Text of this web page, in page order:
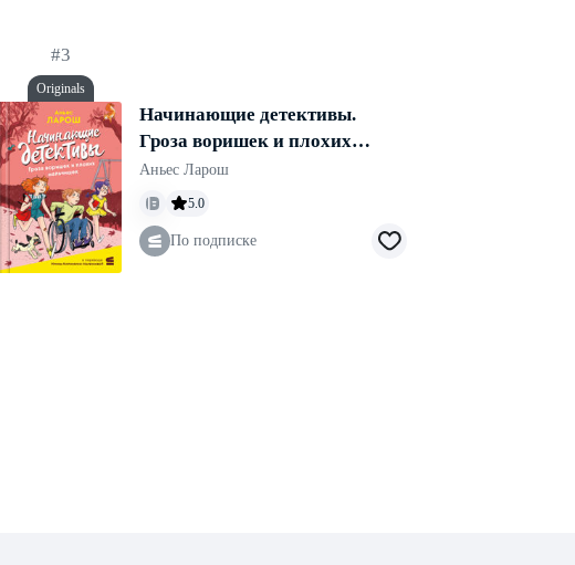
#3
Originals
Начинающие детективы.
Гроза воришек и плохих
мальчишек
Аньес Ларош
5.0
По подписке